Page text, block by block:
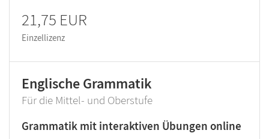
21,75 EUR
Einzellizenz
Englische Grammatik
Für die Mittel- und Oberstufe
Grammatik mit interaktiven Übungen online